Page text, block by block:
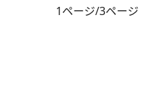
1ページ/3ページ